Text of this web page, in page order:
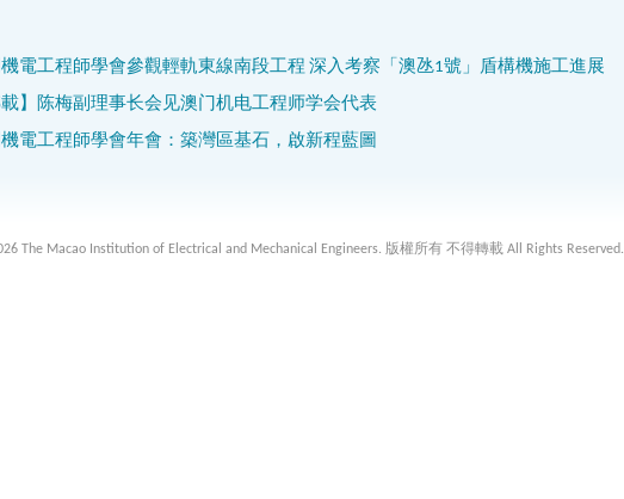
電工程師學會參觀輕軌東線南段工程 深入考察「澳氹1號」盾構機施工進展
載】陈梅副理事长会见澳门机电工程师学会代表
電工程師學會年會：築灣區基石，啟新程藍圖
The Macao Institution of Electrical and Mechanical Engineers. 版權所有 不得轉載 All Rights Reserved.